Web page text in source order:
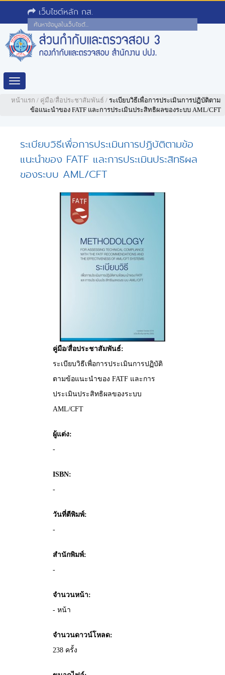
เว็บไซต์หลัก กส.
Toggle
navigation
หน้าแรก / คู่มือ/สื่อประชาสัมพันธ์ / ระเบียบวิธีเพื่อการประเมินการปฏิบัติตาม
ข้อแนะนำของ FATF และการประเมินประสิทธิผลของระบบ AML/CFT
ระเบียบวิธีเพื่อการประเมินการปฏิบัติตามข้อ
แนะนำของ FATF และการประเมินประสิทธิผล
ของระบบ AML/CFT
คู่มือ/สื่อประชาสัมพันธ์:
ระเบียบวิธีเพื่อการประเมินการปฏิบัติ
ตามข้อแนะนำของ FATF และการ
ประเมินประสิทธิผลของระบบ
AML/CFT
ผู้แต่ง:
-
ISBN:
-
วันที่ตีพิมพ์:
-
สำนักพิมพ์:
-
จำนวนหน้า:
- หน้า
จำนวนดาวน์โหลด:
238 ครั้ง